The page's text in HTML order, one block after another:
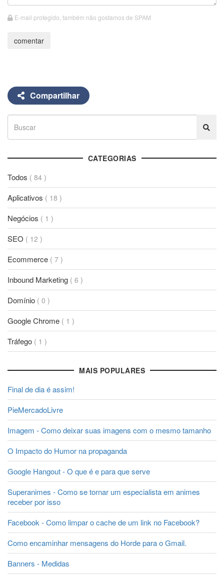
E-mail protegido, também não gostamos de SPAM
Compartilhar
CATEGORIAS
Todos ( 84 )
Aplicativos ( 18 )
Negócios ( 1 )
SEO ( 12 )
Ecommerce ( 7 )
Inbound Marketing ( 6 )
Domínio ( 0 )
Google Chrome ( 1 )
Tráfego ( 1 )
MAIS POPULARES
Final de dia é assim!
PieMercadoLivre
Imagem - Como deixar suas imagens com o mesmo tamanho
O Impacto do Humor na propaganda
Google Hangout - O que é e para que serve
Superanimes - Como se tornar um especialista em animes
receber por isso
Facebook - Como limpar o cache de um link no Facebook?
Como encaminhar mensagens do Horde para o Gmail.
Banners - Medidas